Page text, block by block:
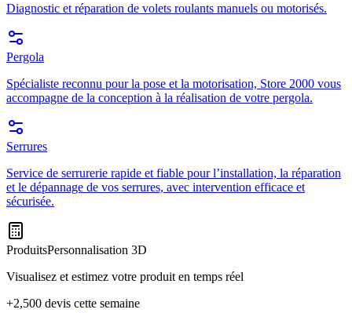
Diagnostic et réparation de volets roulants manuels ou motorisés.
Pergola
Spécialiste reconnu pour la pose et la motorisation, Store 2000 vous
accompagne de la conception à la réalisation de votre pergola.
Serrures
Service de serrurerie rapide et fiable pour l’installation, la réparation
et le dépannage de vos serrures, avec intervention efficace et
sécurisée.
ProduitsPersonnalisation 3D
Visualisez et estimez votre produit en temps réel
+2,500 devis cette semaine